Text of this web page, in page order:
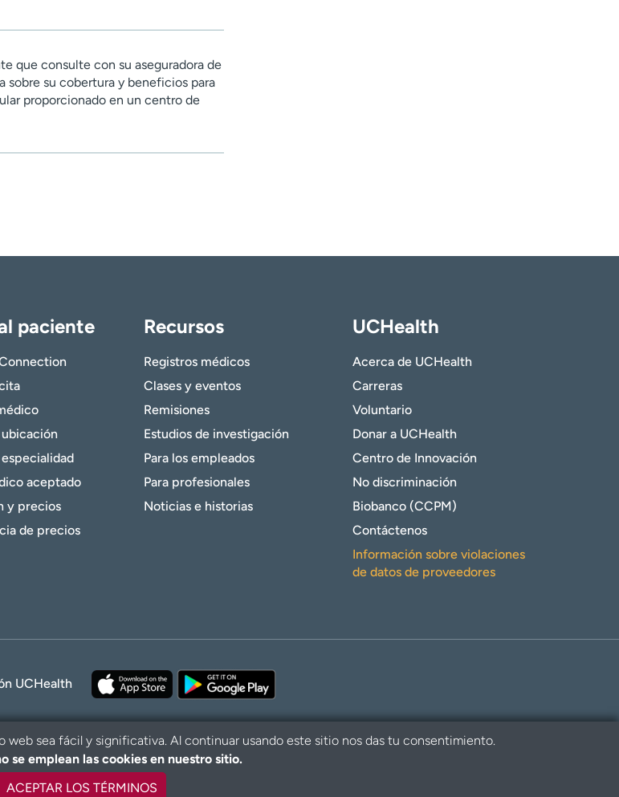
que consulte con su aseguradora de
sobre su cobertura y beneficios para
proporcionado en un centro de
paciente
aceptado
y precios
de precios
Recursos
Registros médicos
Clases y eventos
Remisiones
Estudios de investigación
Para los empleados
Para profesionales
Noticias e historias
UCHealth
Acerca de UCHealth
Carreras
Voluntario
Donar a UCHealth
Centro de Innovación
No discriminación
Biobanco (CCPM)
Contáctenos
Información sobre violaciones
de datos de proveedores
UCHealth
web sea fácil y significativa. Al continuar usando este sitio nos das tu consentimiento.
se emplean las cookies en nuestro sitio.
ACEPTAR LOS TÉRMINOS